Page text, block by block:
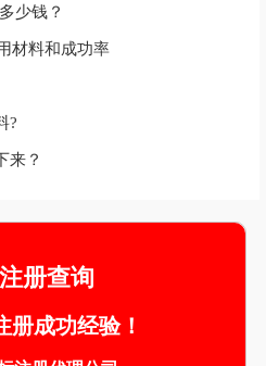
少钱？
材料和成功率
?
来？
册查询
册成功经验！